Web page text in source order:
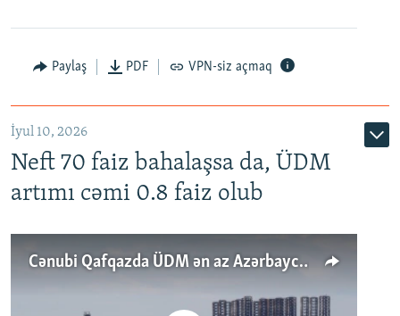
Paylaş PDF VPN-siz açmaq
İyul 10, 2026
Neft 70 faiz bahalaşsa da, ÜDM
artımı cəmi 0.8 faiz olub
Cənubi Qafqazda ÜDM ən az Azərbaycanda artır: Qonşuları niyə Bakını qabaqlaya bilir?